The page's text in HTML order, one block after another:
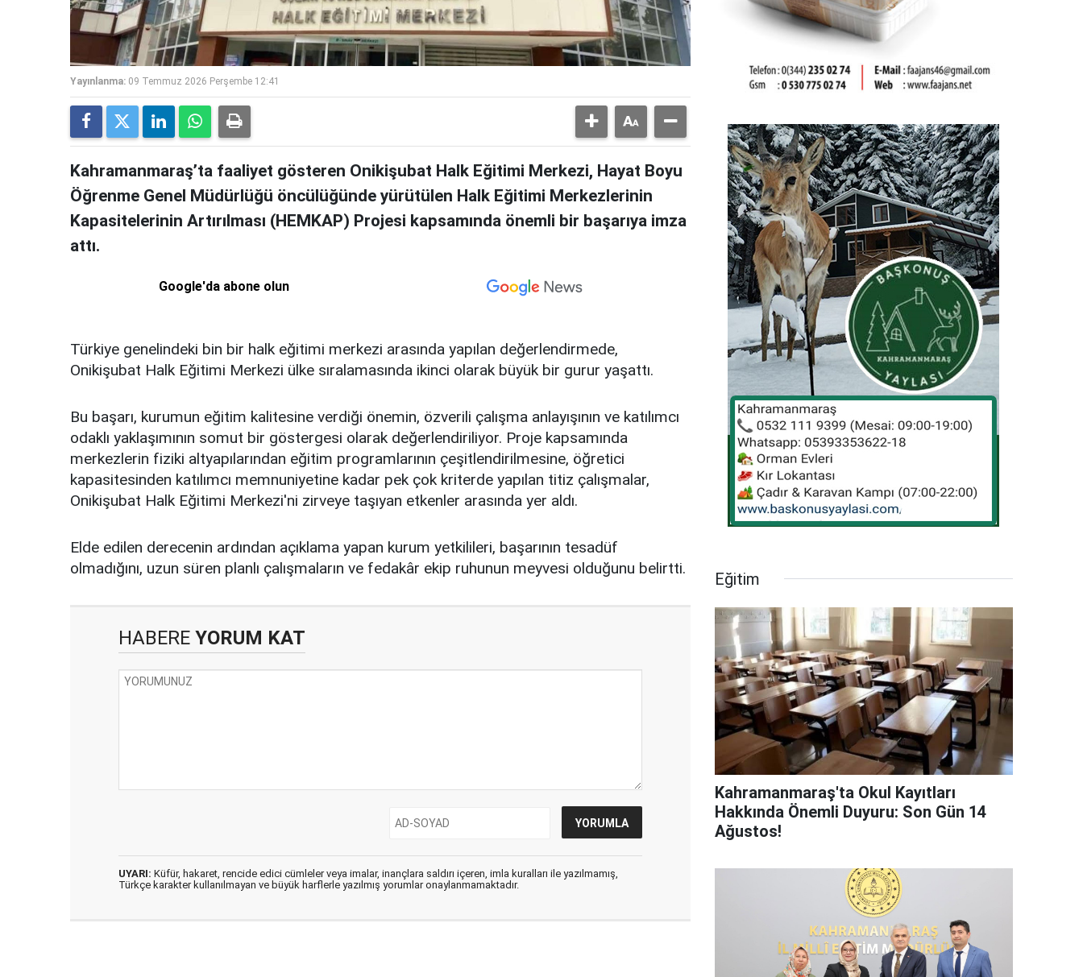
Yayınlanma: 09 Temmuz 2026 Perşembe 12:41
Kahramanmaraş’ta faaliyet gösteren Onikişubat Halk Eğitimi Merkezi, Hayat Boyu
Öğrenme Genel Müdürlüğü öncülüğünde yürütülen Halk Eğitimi Merkezlerinin
Kapasitelerinin Artırılması (HEMKAP) Projesi kapsamında önemli bir başarıya imza
attı.
Google'da abone olun
Türkiye genelindeki bin bir halk eğitimi merkezi arasında yapılan değerlendirmede,
Onikişubat Halk Eğitimi Merkezi ülke sıralamasında ikinci olarak büyük bir gurur yaşattı.
Bu başarı, kurumun eğitim kalitesine verdiği önemin, özverili çalışma anlayışının ve katılımcı
odaklı yaklaşımının somut bir göstergesi olarak değerlendiriliyor. Proje kapsamında
merkezlerin fiziki altyapılarından eğitim programlarının çeşitlendirilmesine, öğretici
kapasitesinden katılımcı memnuniyetine kadar pek çok kriterde yapılan titiz çalışmalar,
Onikişubat Halk Eğitimi Merkezi'ni zirveye taşıyan etkenler arasında yer aldı.
Elde edilen derecenin ardından açıklama yapan kurum yetkilileri, başarının tesadüf
olmadığını, uzun süren planlı çalışmaların ve fedakâr ekip ruhunun meyvesi olduğunu belirtti.
HABERE YORUM KAT
UYARI: Küfür, hakaret, rencide edici cümleler veya imalar, inançlara saldırı içeren, imla kuralları ile yazılmamış,
Türkçe karakter kullanılmayan ve büyük harflerle yazılmış yorumlar onaylanmamaktadır.
Eğitim
Kahramanmaraş'ta Okul Kayıtları
Hakkında Önemli Duyuru: Son Gün 14
Ağustos!